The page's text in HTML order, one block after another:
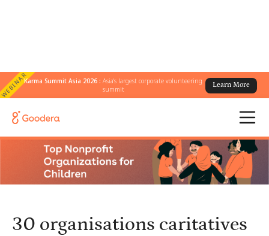
WEBINARKarma Summit Asia 2026 :Asia's largest corporate volunteering
summit
Learn More
← Tous les blogs
soutenir en 2026
30 organisations caritatives